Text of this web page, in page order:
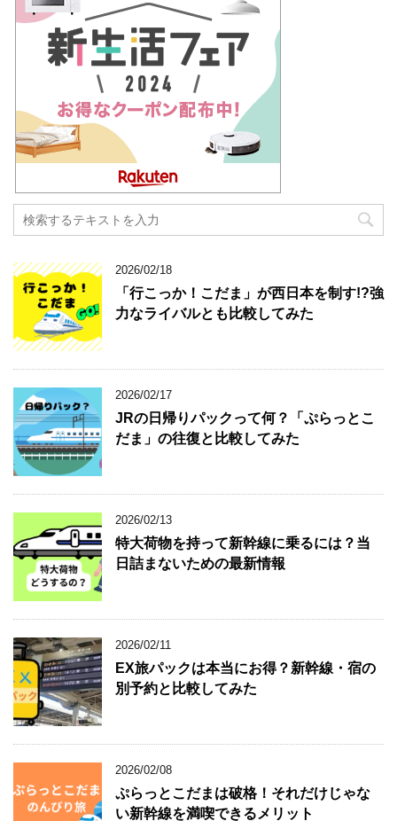
2026/02/18
「行こっか！こだま」が西日本を制す!?強
力なライバルとも比較してみた
2026/02/17
JRの日帰りパックって何？「ぷらっとこ
だま」の往復と比較してみた
2026/02/13
特大荷物を持って新幹線に乗るには？当
日詰まないための最新情報
2026/02/11
EX旅パックは本当にお得？新幹線・宿の
別予約と比較してみた
2026/02/08
ぷらっとこだまは破格！それだけじゃな
い新幹線を満喫できるメリット